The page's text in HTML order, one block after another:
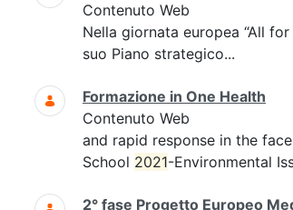
Contenuto Web
Nella giornata europea “All for
suo Piano strategico...
Formazione in One Health
Contenuto Web
and rapid response in the
School 2021-Environmental
2° fase Progetto Europeo